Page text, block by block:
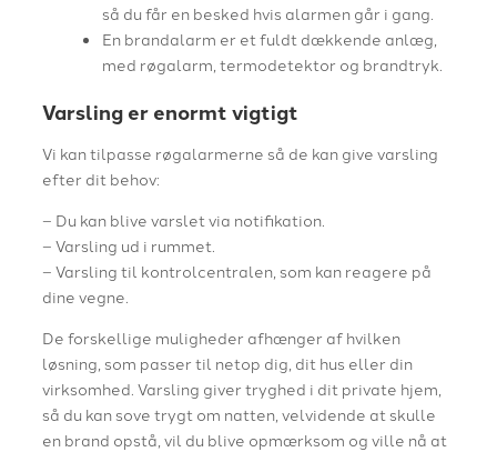
så du får en besked hvis alarmen går i gang.
En brandalarm er et fuldt dækkende anlæg,
med røgalarm, termodetektor og brandtryk.
Varsling er enormt vigtigt
Vi kan tilpasse røgalarmerne så de kan give varsling
efter dit behov:
– Du kan blive varslet via notifikation.
– Varsling ud i rummet.
– Varsling til kontrolcentralen, som kan reagere på
dine vegne.
De forskellige muligheder afhænger af hvilken
løsning, som passer til netop dig, dit hus eller din
virksomhed. Varsling giver tryghed i dit private hjem,
så du kan sove trygt om natten, velvidende at skulle
en brand opstå, vil du blive opmærksom og ville nå at